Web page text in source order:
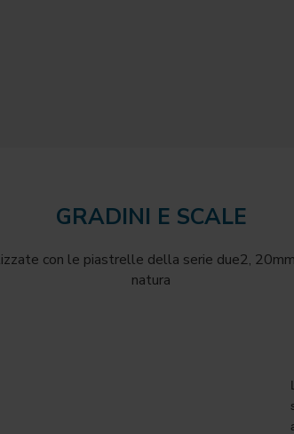
GRADINI E SCALE
con le piastrelle della serie due2,
natura